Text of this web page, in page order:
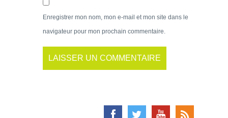
Enregistrer mon nom, mon e-mail et mon site dans le
navigateur pour mon prochain commentaire.